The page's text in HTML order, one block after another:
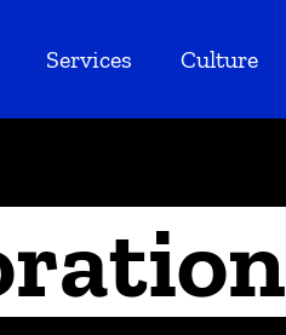
Services Culture